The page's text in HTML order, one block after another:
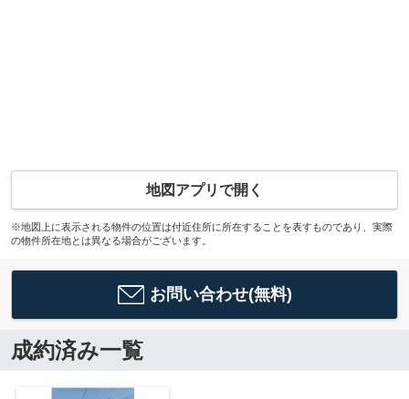
地図アプリで開く
※地図上に表示される物件の位置は付近住所に所在することを表すものであり、実際
の物件所在地とは異なる場合がございます。
お問い合わせ(無料)
成約済み一覧